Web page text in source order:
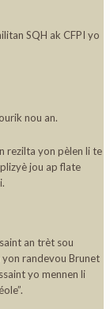
SQH ak CFPI yo
nou an.
rezilta yon pèlen li te
jou ap flate
an trèt sou
randevou Brunet
yo mennen li